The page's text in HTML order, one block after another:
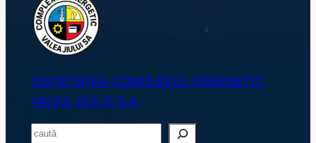
SOCIETATEA COMPLEXUL ENERGETIC
VALEA JIULUI S.A.
S